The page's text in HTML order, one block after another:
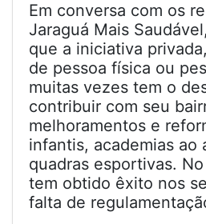
Em conversa com os
Jaraguá Mais
que a iniciativa
de pessoa física ou
muitas vezes tem o
contribuir com seu
melhoramentos e
infantis, academias ao
quadras esportivas.
tem obtido êxito nos
falta de